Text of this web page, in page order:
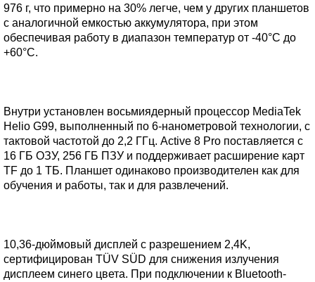
976 г, что примерно на 30% легче, чем у других планшетов
с аналогичной емкостью аккумулятора, при этом
обеспечивая работу в диапазон температур от -40°C до
+60°C.
Внутри установлен восьмиядерный процессор MediaTek
Helio G99, выполненный по 6-нанометровой технологии, с
тактовой частотой до 2,2 ГГц. Active 8 Pro поставляется с
16 ГБ ОЗУ, 256 ГБ ПЗУ и поддерживает расширение карт
TF до 1 ТБ. Планшет одинаково производителен как для
обучения и работы, так и для развлечений.
10,36-дюймовый дисплей с разрешением 2,4K,
сертифицирован TÜV SÜD для снижения излучения
дисплеем синего цвета. При подключении к Bluetooth-